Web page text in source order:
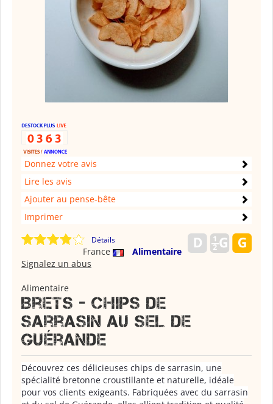
Donnez votre avis
Lire les avis
Ajouter au pense-bête
Imprimer
Détails
France
Alimentaire
Signalez un abus
Alimentaire
Brets - chips de
sarrasin au sel de
guérande
Découvrez ces délicieuses chips de sarrasin, une
spécialité bretonne croustillante et naturelle, idéale
pour vos clients exigeants. Fabriquées avec du sarrasin